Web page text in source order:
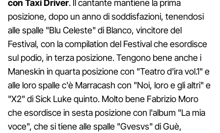
con Taxi Driver. Il cantante mantiene la prima
posizione, dopo un anno di soddisfazioni, tenendosi
alle spalle "Blu Celeste" di Blanco, vincitore del
Festival, con la compilation del Festival che esordisce
sul podio, in terza posizione. Tengono bene anche i
Maneskin in quarta posizione con "Teatro d'ira vol.1" e
alle loro spalle c'è Marracash con "Noi, loro e gli altri" e
"X2" di Sick Luke quinto. Molto bene Fabrizio Moro
che esordisce in sesta posizione con l'album "La mia
voce", che si tiene alle spalle "Gvesvs" di Guè,